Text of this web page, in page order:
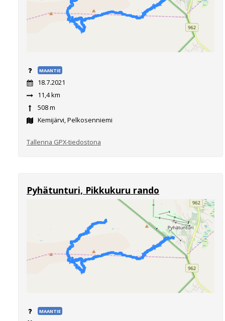
MAANTIE
18.7.2021
11,4 km
508 m
Kemijärvi, Pelkosenniemi
Tallenna GPX-tiedostona
Pyhätunturi, Pikkukuru rando
MAANTIE